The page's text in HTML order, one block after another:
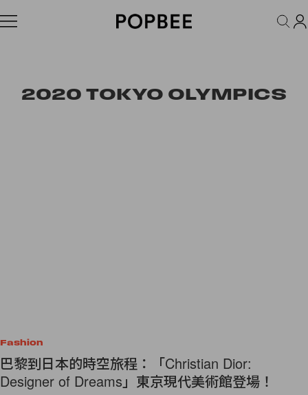
FASHION ACCESSORIES BEAUTY WELLNESS LIFESTYLE
2020 TOKYO OLYMPICS
Fashion
巴黎到日本的時空旅程：「Christian Dior:
Designer of Dreams」東京現代美術館登場！